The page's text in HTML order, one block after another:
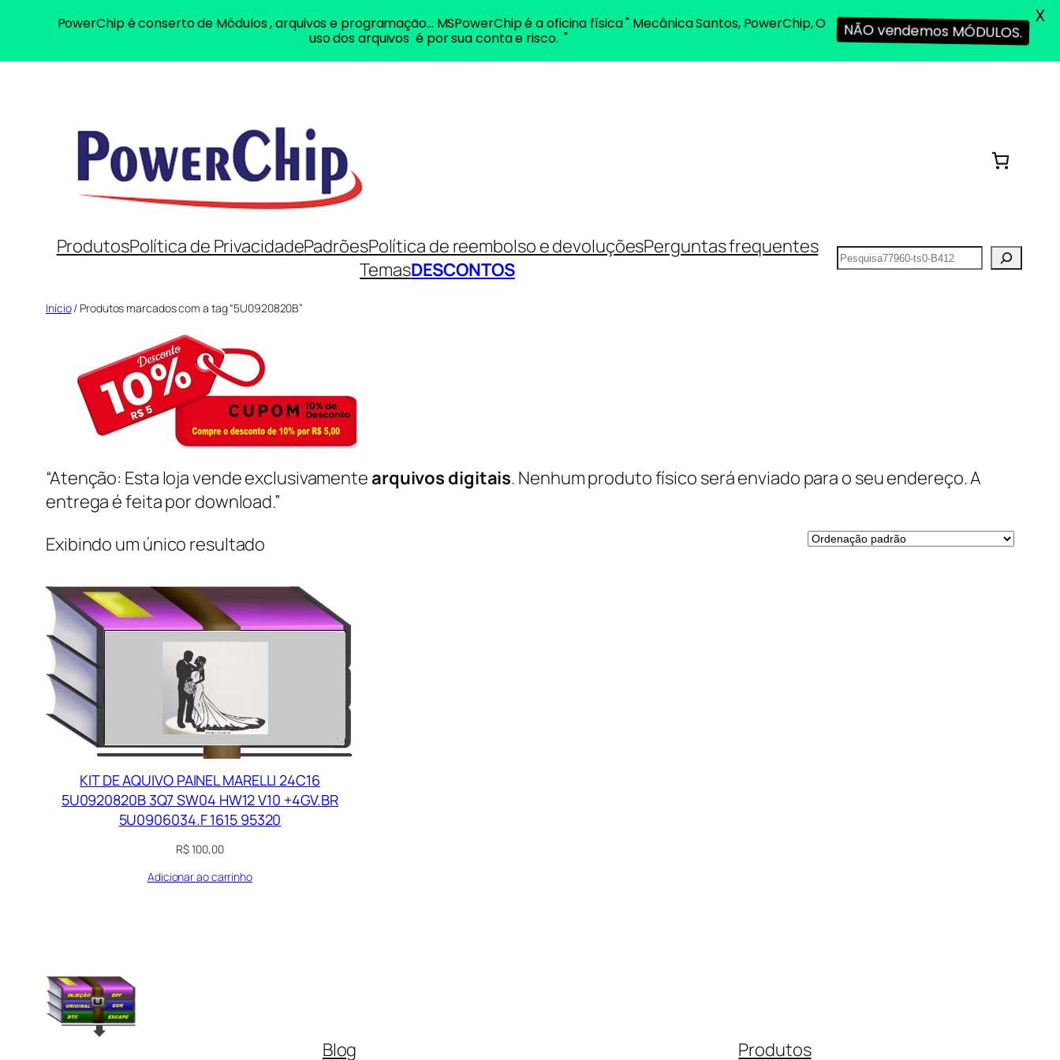
ProdutosPolítica de PrivacidadePadrõesPolítica de reembolso e devoluçõesPerguntas frequentes
TemasDESCONTOS
Pesquisar
Início/ Produtos marcados com a tag “5U0920820B”
“Atenção: Esta loja vende exclusivamentearquivos digitais. Nenhum produto físico será enviado para o seu endereço. A
entrega é feita por download.”
Exibindo um único resultado
KIT DE AQUIVO PAINEL MARELLI 24C16
5U0920820B 3Q7 SW04 HW12 V10 +4GV.BR
5U0906034.F 1615 95320
R$100,00
Adicionar ao carrinho
Blog Produtos
PowerChip é conserto de Módulos , arquivos e programação... MSPowerChip é a oficina física " Mecânica Santos, PowerChip, O
uso dos arquivos é por sua conta e risco. "
NÃO vendemos MÓDULOS.
X